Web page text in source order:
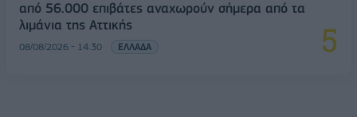
από 56.000 επιβάτες αναχωρούν σήμερα από τα
λιμάνια της Αττικής
08/08/2026 - 14:30 ΕΛΛΑΔΑ